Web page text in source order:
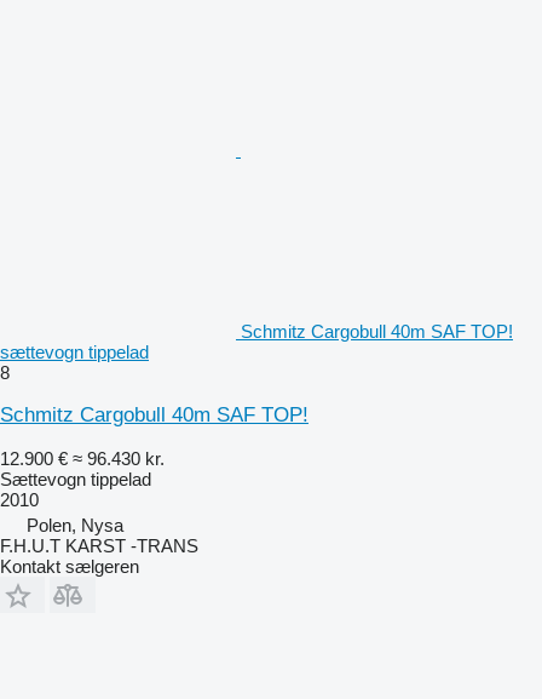
Schmitz Cargobull 40m SAF TOP!
sættevogn tippelad
8
Schmitz Cargobull 40m SAF TOP!
12.900 € ≈ 96.430 kr.
Sættevogn tippelad
2010
Polen, Nysa
F.H.U.T KARST -TRANS
Kontakt sælgeren